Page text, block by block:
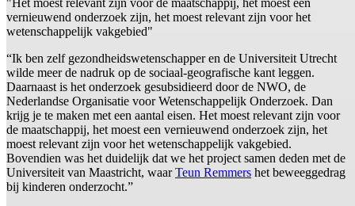
"Het moest relevant zijn voor de maatschappij, het moest een
vernieuwend onderzoek zijn, het moest relevant zijn voor het
wetenschappelijk vakgebied"
“Ik ben zelf gezondheidswetenschapper en de Universiteit Utrecht
wilde meer de nadruk op de sociaal-geografische kant leggen.
Daarnaast is het onderzoek gesubsidieerd door de NWO, de
Nederlandse Organisatie voor Wetenschappelijk Onderzoek. Dan
krijg je te maken met een aantal eisen. Het moest relevant zijn voor
de maatschappij, het moest een vernieuwend onderzoek zijn, het
moest relevant zijn voor het wetenschappelijk vakgebied.
Bovendien was het duidelijk dat we het project samen deden met de
Universiteit van Maastricht, waarTeun Remmers het beweeggedrag
bij kinderen onderzocht.”